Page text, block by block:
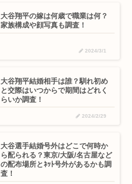
大谷翔平の嫁は何歳で職業は何？
家族構成や顔写真も調査！
2024/3/1
大谷翔平結婚相手は誰？馴れ初め
と交際はいつからで期間はどれく
らいか調査！
2024/2/29
大谷選手結婚号外はどこで何時か
ら配られる？東京/大阪/名古屋など
の配布場所とﾈｯﾄ号外があるかも調
査！